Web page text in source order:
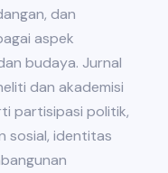
dan
aspek
budaya. Jurnal
dan akademisi
partisipasi politik,
sosial, identitas